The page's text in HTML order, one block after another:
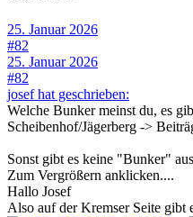
25. Januar 2026
#82
25. Januar 2026
#82
josef hat geschrieben:
Welche Bunker meinst du, es
Scheibenhof/Jägerberg ->
Sonst gibt es keine "Bunker"
Zum Vergrößern anklicken....
Hallo Josef
Also auf der Kremser Seite gibt